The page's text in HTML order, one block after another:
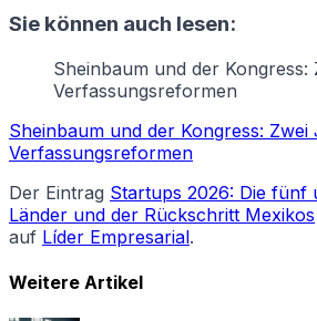
Sie können auch lesen:
Sheinbaum und der Kongress:
Verfassungsreformen
Sheinbaum und der Kongress: Zwei
Verfassungsreformen
Der Eintrag Startups 2026: Die fünf
Länder und der Rückschritt Mexikos
auf Líder Empresarial.
Weitere Artikel